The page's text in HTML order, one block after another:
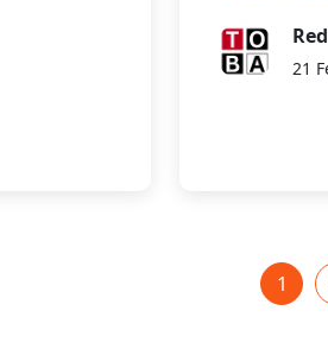
21
1